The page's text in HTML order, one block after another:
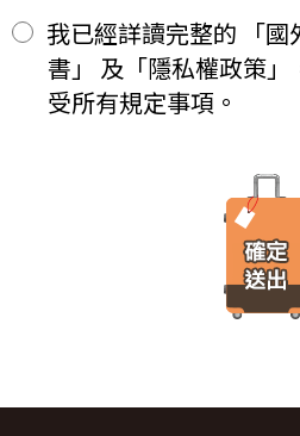
二、
其餘款項以_______ (現金、信
前三日或說明會時繳清。
前項之特別約定，除經雙方同意並
七條，乙方不得以任何名義要求增加
第六條（旅客怠於給付旅遊費用之效力）
之費用，依第十三條約定辦理；乙方
旅遊需甲方之行為始能完成，而甲方
限，催告甲方為之。甲方逾期不為其
請求賠償因契約終止而生之損害。
旅遊開始後，乙方依前項規定終止契
甲方依第五條約定繳納之旅遊費用
定，取消或限制此項功能。
「理想旅遊」網站自動接收並紀錄
錄，這是系統本身所自行記錄的行
IP 位址、使用時間、使用的瀏覽
些系統自動記錄的資料無法直接辨
當您經由「理想旅遊」網站交易
產品或服務的類別與數量，以及
遊」網站將會以線上或離線方式
務內容（如品名、數量、金額等
件、地址、郵遞區號、電話、生
收貨人資料（如姓名、電話、地
GlobalTrust SSL 網站伺服器數位
我已經詳讀完整的 「
書」 及「隱私權政策
受所有規定事項。